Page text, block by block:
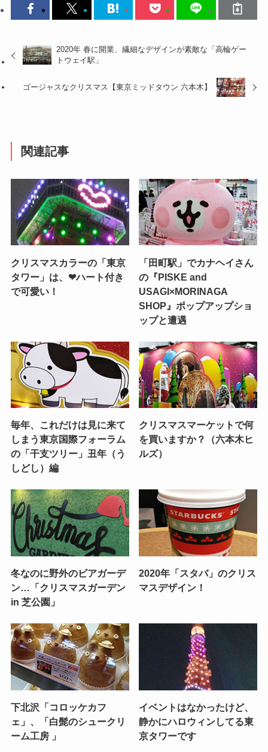
2020年 春に開業、繊細なデザインが素敵な「高輪ゲー
トウェイ駅」
ゴージャスなクリスマス【東京ミッドタウン 六本木】
関連記事
クリスマスカラーの「東京
タワー」は、❤ハート付き
で可愛い！
「田町駅」でカナヘイさん
の『PISKE and
USAGI×MORINAGA
SHOP』ポップアップショ
ップと遭遇
毎年、これだけは見に来て
しまう東京国際フォーラム
の「干支ツリー」丑年（う
しどし）編
クリスマスマーケットで何
を買いますか？（六本木ヒ
ルズ）
冬なのに野外のビアガーデ
ン…「クリスマスガーデン
in 芝公園」
2020年「スタバ」のクリス
マスデザイン！
下北沢「コロッケカフ
ェ」、「白髭のシュークリ
ーム工房 」
イベントはなかったけど、
静かにハロウィンしてる東
京タワーです